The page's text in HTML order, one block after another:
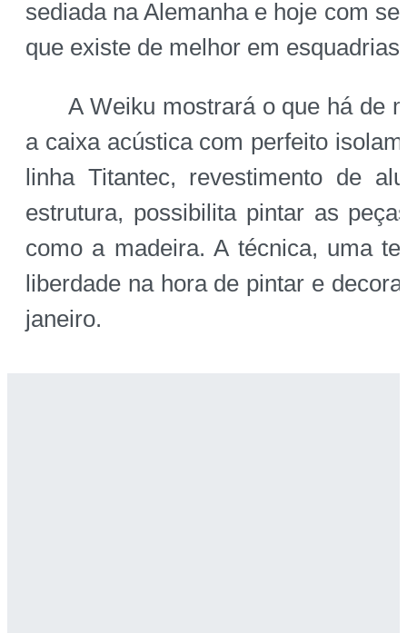
sediada na Alemanha e hoje com
que existe de melhor em esquadrias
A Weiku mostrará o que há de
a caixa acústica com perfeito
linha Titantec, revestimento de
estrutura, possibilita pintar as
como a madeira. A técnica, uma
liberdade na hora de pintar e
janeiro.